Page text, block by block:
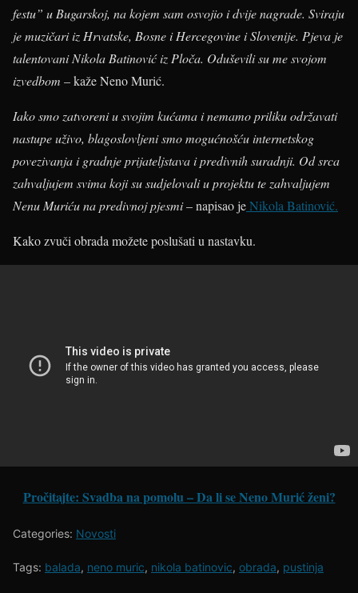
festu” u Bugarskoj, na kojem sam osvojio i dvije nagrade. Sviraju
je muzičari iz Hrvatske, Bosne i Hercegovine i Slovenije. Pjeva je
talentovani Nikola Batinović iz Ploča. Oduševili su me svojom
izvedbom – kaže Neno Murić.
Iako smo zatvoreni u svojim kućama i nemamo priliku održavati
nastupe uživo, blagoslovljeni smo mogućnošću internetskog
povezivanja i gradnje prijateljstava i predivnih suradnji. Od srca
zahvaljujem svima koji su sudjelovali u projektu te zahvaljujem
Nenu Muriću na predivnoj pjesmi– napisao jeNikola Batinović.
Kako zvuči obrada možete poslušati u nastavku.
Pročitajte: Svadba na pomolu – Da li se Neno Murić ženi?
Categories: Novosti
Tags: balada, neno muric, nikola batinovic, obrada, pustinja